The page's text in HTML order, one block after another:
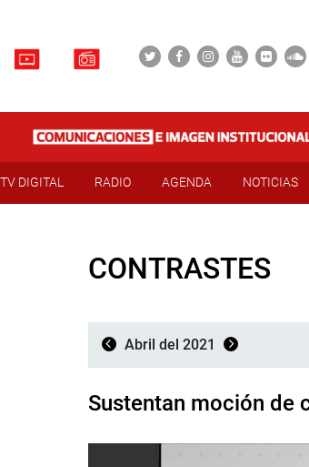
TV DIGITAL RADIO AGENDA NOTICIAS
CONTRASTES
Abril del 2021
Sustentan moción de